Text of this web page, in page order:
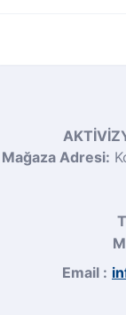
Mağaza Adresi:
Email :